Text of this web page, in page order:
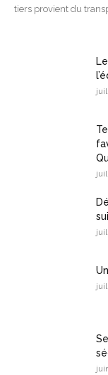
tiers provient du